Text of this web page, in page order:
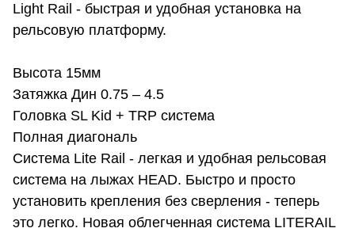
Light Rail - быстрая и удобная установка на
рельсовую платформу.
Высота 15мм
Затяжка Дин 0.75 – 4.5
Головка SL Kid + TRP система
Полная диагональ
Система Lite Rail - легкая и удобная рельсовая
система на лыжах HEAD. Быстро и просто
установить крепления без сверления - теперь
это легко. Новая облегченная система LITERAIL